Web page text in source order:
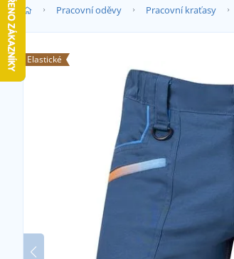
Pracovní oděvy Pracovní kraťasy
Elastické